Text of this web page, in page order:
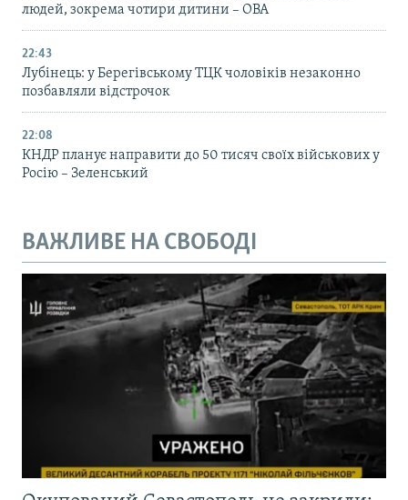
людей, зокрема чотири дитини – ОВА
22:43
Лубінець: у Берегівському ТЦК чоловіків незаконно
позбавляли відстрочок
22:08
КНДР планує направити до 50 тисяч своїх військових у
Росію – Зеленський
ВАЖЛИВЕ НА СВОБОДІ